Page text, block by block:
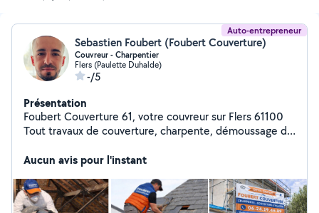
Auto-entrepreneur
Sebastien Foubert (Foubert Couverture)
Couvreur - Charpentier
Flers (Paulette Duhalde)
-/5
Présentation
Foubert Couverture 61, votre couvreur sur Flers 61100
Tout travaux de couverture, charpente, démoussage de
ardoise, velux. N'hésitez pas à me contacter devis
Aucun avis pour l'instant